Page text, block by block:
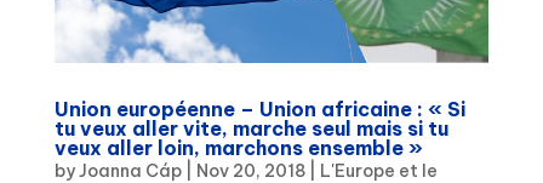
Union européenne – Union africaine : « Si
tu veux aller vite, marche seul mais si tu
veux aller loin, marchons ensemble »
byJoanna Cáp| Nov 20, 2018| L'Europe et le